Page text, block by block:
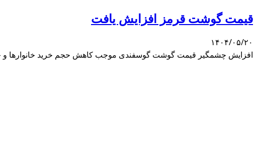
قیمت گوشت قرمز افزایش یافت
۱۴۰۴/۰۵/۲۰
افزایش چشمگیر قیمت گوشت گوسفندی موجب کاهش حجم خرید خانوارها و